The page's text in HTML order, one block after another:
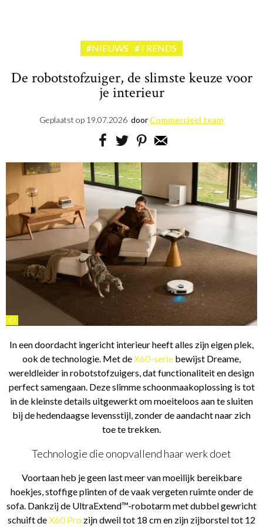
#NIEUWS #TRENDS
De robotstofzuiger, de slimste keuze voor
je interieur
Geplaatst op 19.07.2026 door Commercieel team
©
In een doordacht ingericht interieur heeft alles zijn eigen plek,
ook de technologie. Met deX60-serie bewijst Dreame,
wereldleider in robotstofzuigers, dat functionaliteit en design
perfect samengaan. Deze slimme schoonmaakoplossing is tot
in de kleinste details uitgewerkt om moeiteloos aan te sluiten
bij de hedendaagse levensstijl, zonder de aandacht naar zich
toe te trekken.
Technologie die onopvallend haar werk doet
Voortaan heb je geen last meer van moeilijk bereikbare
hoekjes, stoffige plinten of de vaak vergeten ruimte onder de
sofa. Dankzij de UltraExtend™-robotarm met dubbel gewricht
schuift deX60 Pro zijn dweil tot 18 cm en zijn zijborstel tot 12